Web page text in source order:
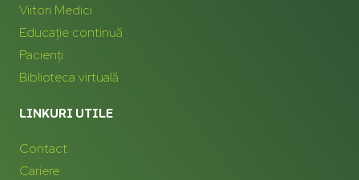
Viitori Medici
Educație continuă
Pacienți
Biblioteca virtuală
LINKURI UTILE
Contact
Cariere